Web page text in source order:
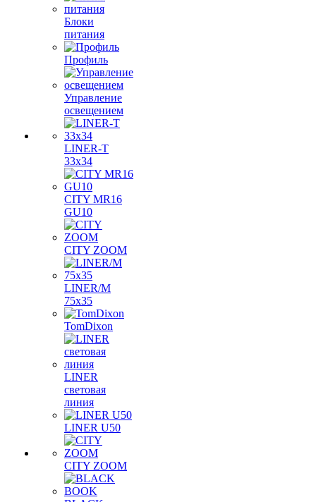
Блоки
питания
Профиль
Управление
освещением
LINER-T
33x34
CITY MR16
GU10
CITY ZOOM
LINER/M
75х35
TomDixon
LINER
световая
линия
LINER U50
CITY ZOOM